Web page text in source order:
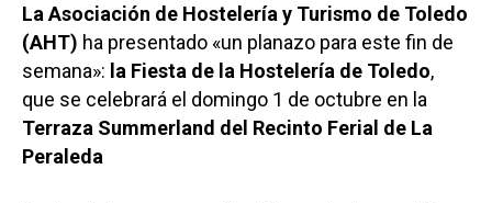
La Asociación de Hostelería y Turismo de Toledo
(AHT) ha presentado «un planazo para este fin de
semana»: la Fiesta de la Hostelería de Toledo,
que se celebrará el domingo 1 de octubre en la
Terraza Summerland del Recinto Ferial de La
Peraleda